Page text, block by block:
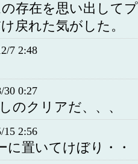
存在を思い出して
戻れた気がした。
7 2:48
30 0:27
のクリアだ、、、
15 2:56
に置いてけぼり・・